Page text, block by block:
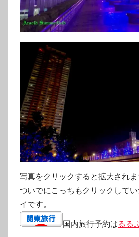
写真をクリックすると拡大されま
ついでにこっちもクリックして
イです。
国内旅行予約はるる